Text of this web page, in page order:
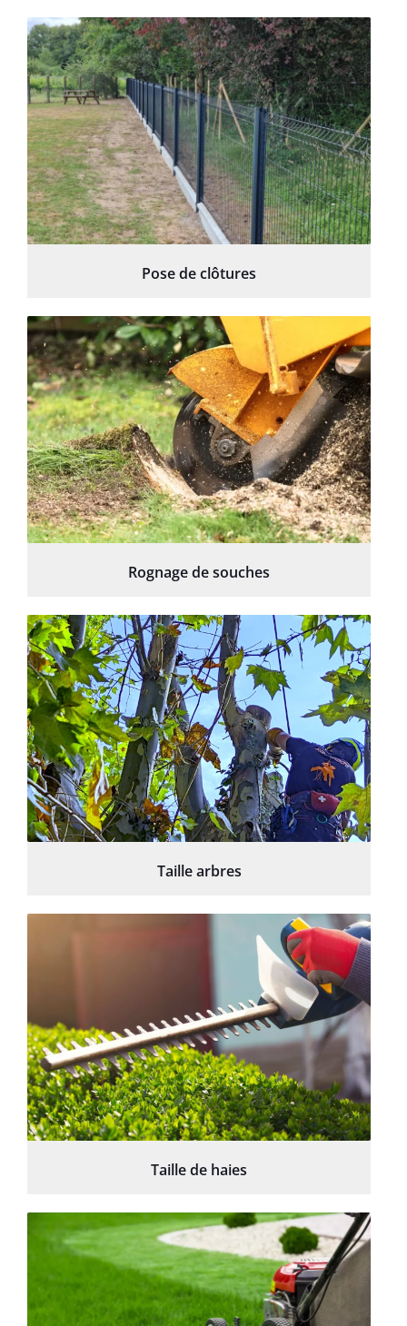
Pose de clôtures
Rognage de souches
Taille arbres
Taille de haies